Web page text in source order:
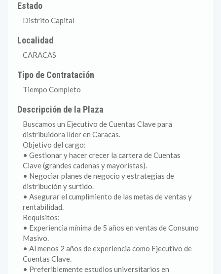
Estado
Distrito Capital
Localidad
CARACAS
Tipo de Contratación
Tiempo Completo
Descripción de la Plaza
Buscamos un Ejecutivo de Cuentas Clave para
distribuidora líder en Caracas.
Objetivo del cargo:
• Gestionar y hacer crecer la cartera de Cuentas
Clave (grandes cadenas y mayoristas).
• Negociar planes de negocio y estrategias de
distribución y surtido.
• Asegurar el cumplimiento de las metas de ventas y
rentabilidad.
Requisitos:
• Experiencia mínima de 5 años en ventas de Consumo
Masivo.
• Al menos 2 años de experiencia como Ejecutivo de
Cuentas Clave.
• Preferiblemente estudios universitarios en